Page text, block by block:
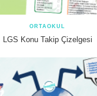
ORTAOKUL
LGS Konu Takip Çizelgesi